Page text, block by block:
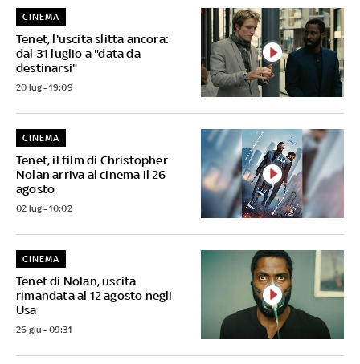
Tenet, l'uscita slitta ancora:
dal 31 luglio a "data da
destinarsi"
CINEMA
20 lug - 19:09
Tenet, il film di Christopher
Nolan arriva al cinema il 26
agosto
CINEMA
02 lug - 10:02
Tenet di Nolan, uscita
rimandata al 12 agosto negli
Usa
CINEMA
26 giu - 09:31